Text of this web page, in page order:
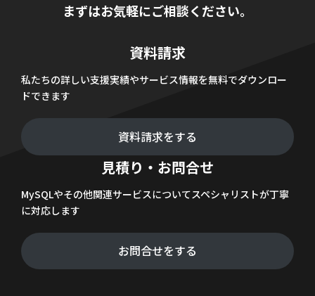
まずはお気軽にご相談ください。
資料請求
私たちの詳しい支援実績やサービス情報を無料でダウンロー
ドできます
資料請求をする
見積り・お問合せ
MySQLやその他関連サービスについてスペシャリストが丁寧
に対応します
お問合せをする